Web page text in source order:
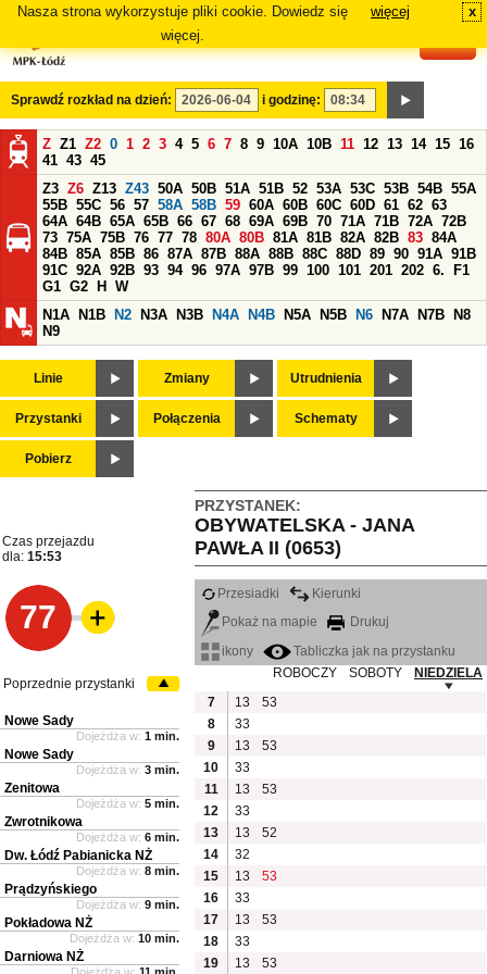
Nasza strona wykorzystuje pliki cookie. Dowiedz się
więcej.
więcej x
Sprawdź rozkład na dzień: i godzinę:
Z Z1 Z2 0 1 2 3 4 5 6 7 8 9 10A 10B 11 12 13 14 15 16
41 43 45
Z3 Z6 Z13 Z43 50A 50B 51A 51B 52 53A 53C 53B 54B 55A
55B 55C 56 57 58A 58B 59 60A 60B 60C 60D 61 62 63
64A 64B 65A 65B 66 67 68 69A 69B 70 71A 71B 72A 72B
73 75A 75B 76 77 78 80A 80B 81A 81B 82A 82B 83 84A
84B 85A 85B 86 87A 87B 88A 88B 88C 88D 89 90 91A 91B
91C 92A 92B 93 94 96 97A 97B 99 100 101 201 202 6.
F1
G1 G2 H
W
N1A
N1B N2 N3A N3B N4A N4B N5A N5B N6 N7A N7B
N8
N9
Linie Zmiany Utrudnienia
Przystanki Połączenia Schematy
Pobierz
PRZYSTANEK:
OBYWATELSKA - JANA
PAWŁA II (0653)
Czas przejazdu
dla: 15:53
77
Przesiadki
Kierunki
Pokaż na mapie
Drukuj
ikony
Tabliczka jak na przystanku
ROBOCZY
SOBOTY
NIEDZIELA
7
13
53
8
33
9
13
53
10
33
11
13
53
12
33
13
13
52
14
32
15
13
53
16
33
17
13
53
18
33
19
13 53
Poprzednie przystanki
Nowe Sady
Dojeżdża w: 1 min.
Nowe Sady
Dojeżdża w: 3 min.
Zenitowa
Dojeżdża w: 5 min.
Zwrotnikowa
Dojeżdża w: 6 min.
Dw. Łódź Pabianicka NŻ
Dojeżdża w: 8 min.
Prądzyńskiego
Dojeżdża w: 9 min.
Pokładowa NŻ
Dojeżdża w: 10 min.
Darniowa NŻ